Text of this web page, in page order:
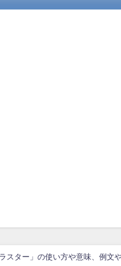
ラスター」の使い方や意味、例文